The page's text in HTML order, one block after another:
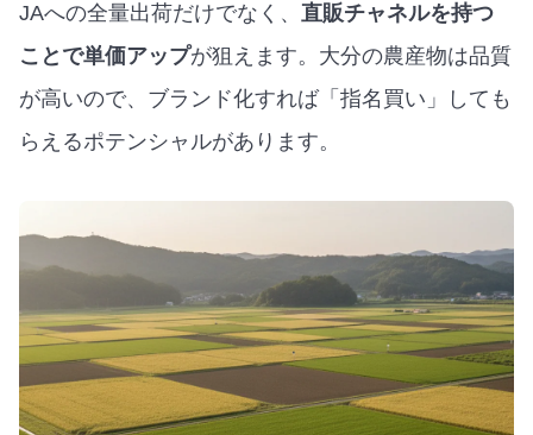
JAへの全量出荷だけでなく、 直販チャネルを持つ
ことで単価アップが狙えます。大分の農産物は品質
が高いので、ブランド化すれば「指名買い」しても
らえるポテンシャルがあります。